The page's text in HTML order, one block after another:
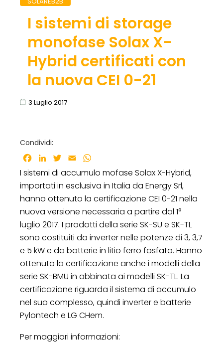
I sistemi di storage
monofase Solax X-
Hybrid certificati con
la nuova CEI 0-21
3 Luglio 2017
Condividi:
Facebook
LinkedInTwitter
Email
I sistemi di accumulo mofase Solax X-Hybrid,
importati in esclusiva in Italia da Energy Srl,
hanno ottenuto la certificazione CEI 0-21 nella
nuova versione necessaria a partire dal 1°
luglio 2017. I prodotti della serie SK-SU e SK-TL
sono costituiti da inverter nelle potenze di 3, 3,7
e 5 kW e da batterie in litio ferro fosfato. Hanno
ottenuto la certificazione anche i modelli della
serie SK-BMU in abbinata ai modelli SK-TL. La
certificazione riguarda il sistema di accumulo
nel suo complesso, quindi inverter e batterie
Pylontech e LG CHem.
Per maggiori informazioni: